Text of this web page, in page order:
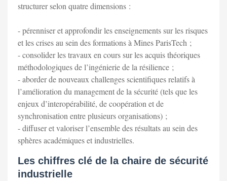
structurer selon quatre dimensions :
- pérenniser et approfondir les enseignements sur les risques
et les crises au sein des formations à Mines ParisTech ;
- consolider les travaux en cours sur les acquis théoriques
méthodologiques de l’ingénierie de la résilience ;
- aborder de nouveaux challenges scientifiques relatifs à
l’amélioration du management de la sécurité (tels que les
enjeux d’interopérabilité, de coopération et de
synchronisation entre plusieurs organisations) ;
- diffuser et valoriser l’ensemble des résultats au sein des
sphères académiques et industrielles.
Les chiffres clé de la chaire de sécurité
industrielle